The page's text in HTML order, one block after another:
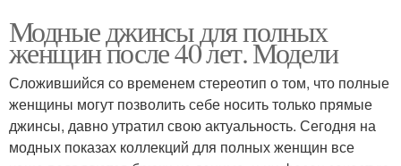
Модные джинсы для полных
женщин после 40 лет. Модели
Сложившийся со временем стереотип о том, что полные
женщины могут позволить себе носить только прямые
джинсы, давно утратил свою актуальность. Сегодня на
модных показах коллекций для полных женщин все